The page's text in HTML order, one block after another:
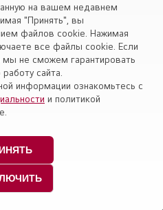
типа
Система очистки
воздуха LG
PTPKM0, PTPKQ0
тип
LG High Inverter
R410a UT42W /
UU43W
(1Ø)
на вашем недавнем
"Принять", вы
файлов cookie. Нажимая
все файлы cookie. Если
не сможем гарантировать
сайта.
информации ознакомьтесь с
и политикой